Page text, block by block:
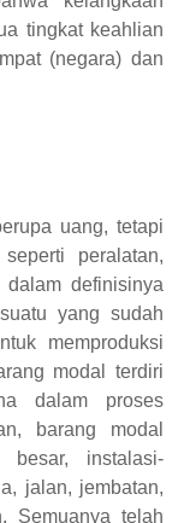
tingkat keahlian
(negara) dan
uang, tetapi
peralatan,
definisinya
yang sudah
memproduksi
modal terdiri
dalam proses
barang modal
besar, instalasi-
jalan, jembatan,
Semuanya telah